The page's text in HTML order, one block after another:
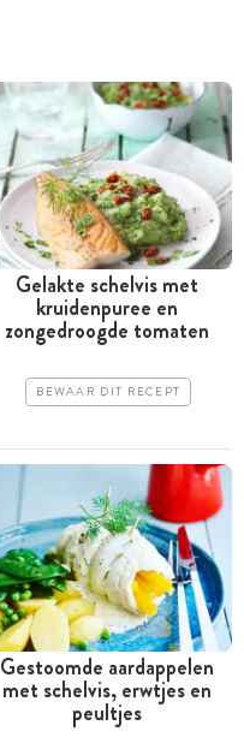
Gelakte schelvis met
kruidenpuree en
zongedroogde tomaten
BEWAAR DIT RECEPT
Gestoomde aardappelen
met schelvis, erwtjes en
peultjes